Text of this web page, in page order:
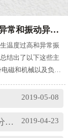
耐高温轴承出现温度异常和振动异常的原因有哪些？
温度过高和异常振
结出了以下这些主
磁和机械以及负载
过高的原因主要
(4)润滑油有杂质；
2019-05-08
2019-04-23